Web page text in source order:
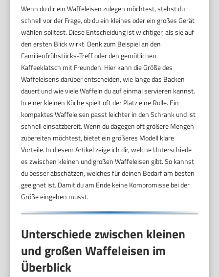
Wenn du dir ein Waffeleisen zulegen möchtest, stehst du
schnell vor der Frage, ob du ein kleines oder ein großes Gerät
wählen solltest. Diese Entscheidung ist wichtiger, als sie auf
den ersten Blick wirkt. Denk zum Beispiel an den
Familienfrühstücks-Treff oder den gemütlichen
Kaffeeklatsch mit Freunden. Hier kann die Größe des
Waffeleisens darüber entscheiden, wie lange das Backen
dauert und wie viele Waffeln du auf einmal servieren kannst.
In einer kleinen Küche spielt oft der Platz eine Rolle. Ein
kompaktes Waffeleisen passt leichter in den Schrank und ist
schnell einsatzbereit. Wenn du dagegen oft größere Mengen
zubereiten möchtest, bietet ein größeres Modell klare
Vorteile. In diesem Artikel zeige ich dir, welche Unterschiede
es zwischen kleinen und großen Waffeleisen gibt. So kannst
du besser abschätzen, welches für deinen Bedarf am besten
geeignet ist. Damit du am Ende keine Kompromisse bei der
Größe eingehen musst.
Unterschiede zwischen kleinen
und großen Waffeleisen im
Überblick